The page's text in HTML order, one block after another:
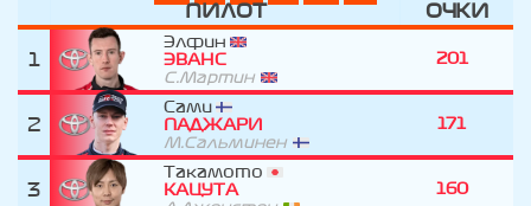
ПИЛОТ ОЧКИ
1
Элфин
ЭВАНС
С.Мартин
201
2
Сами
ПАДЖАРИ
М.Сальминен
171
3
Такамото
КАЦУТА
160